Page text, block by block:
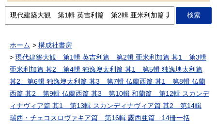
ホーム
構成社書房
現代建築大観 第1輯 英吉利篇 第2輯 亜米利加篇 其1 第3輯
亜米利加篇 其2 第4輯 独逸墺太利篇 其1 第5輯 独逸墺太利篇
其2 第6輯 独逸墺太利篇 其3 第7輯 仏蘭西篇 其1 第8輯 仏蘭
西篇 其2 第9輯 仏蘭西篇 其3 第10輯 和蘭篇 第12輯 スカンデ
ィナヴィア篇 其1 第13輯 スカンディナヴィア篇 其2 第14輯
瑞西・チェコスロヴァキア篇 第16輯 露西亜篇 14冊一括